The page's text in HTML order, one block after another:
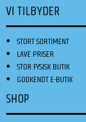
VI TILBYDER
STORT SORTIMENT
LAVE PRISER
STOR FYSISK BUTIK
GODKENDT E-BUTIK
SHOP